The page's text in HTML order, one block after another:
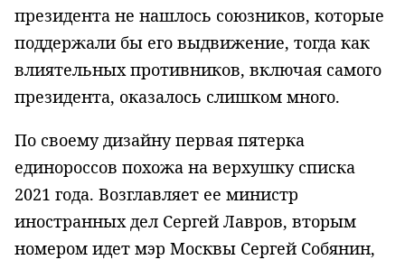
президента не нашлось союзников, которые
поддержали бы его выдвижение, тогда как
влиятельных противников, включая самого
президента, оказалось слишком много.
По своему дизайну первая пятерка
единороссов похожа на верхушку списка
2021 года. Возглавляет ее министр
иностранных дел Сергей Лавров, вторым
номером идет мэр Москвы Сергей Собянин,